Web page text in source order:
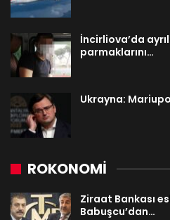
İncirliova’da
parmaklarını…
Ukrayna:
ROKONOMİ
Ziraat Bankası
Babuşcu’dan…